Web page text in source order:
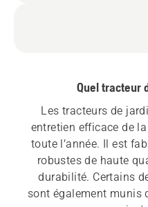
Quel tracteur
Les tracteurs de
entretien efficace de
toute l’année. Il est
robustes de haute
durabilité. Certains
sont également munis